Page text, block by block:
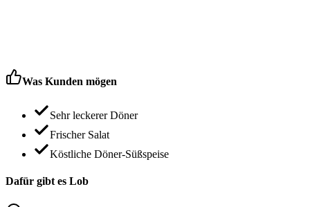
Was Kunden mögen
Sehr leckerer Döner
Frischer Salat
Köstliche Döner-Süßspeise
Dafür gibt es Lob